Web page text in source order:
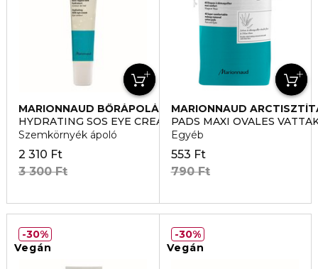
MARIONNAUD BŐRÁPOLÁS
HYDRATING SOS EYE CREAM
Szemkörnyék ápoló
2 310 Ft
3 300 Ft
MARIONNAUD
PADS MAXI OVALES
Egyéb
553 Ft
790 Ft
Vegán
30%
Vegán
30%